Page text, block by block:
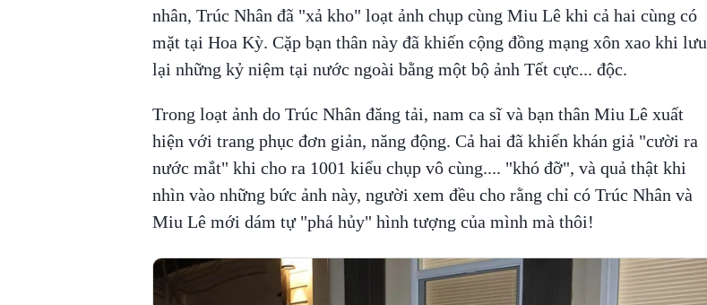
nhân, Trúc Nhân đã "xả kho" loạt ảnh chụp cùng Miu Lê khi cả hai cùng có
mặt tại Hoa Kỳ. Cặp bạn thân này đã khiến cộng đồng mạng xôn xao khi lưu
lại những kỷ niệm tại nước ngoài bằng một bộ ảnh Tết cực... độc.
Trong loạt ảnh do Trúc Nhân đăng tải, nam ca sĩ và bạn thân Miu Lê xuất
hiện với trang phục đơn giản, năng động. Cả hai đã khiến khán giả "cười ra
nước mắt" khi cho ra 1001 kiểu chụp vô cùng.... "khó đỡ", và quả thật khi
nhìn vào những bức ảnh này, người xem đều cho rằng chỉ có Trúc Nhân và
Miu Lê mới dám tự "phá hủy" hình tượng của mình mà thôi!